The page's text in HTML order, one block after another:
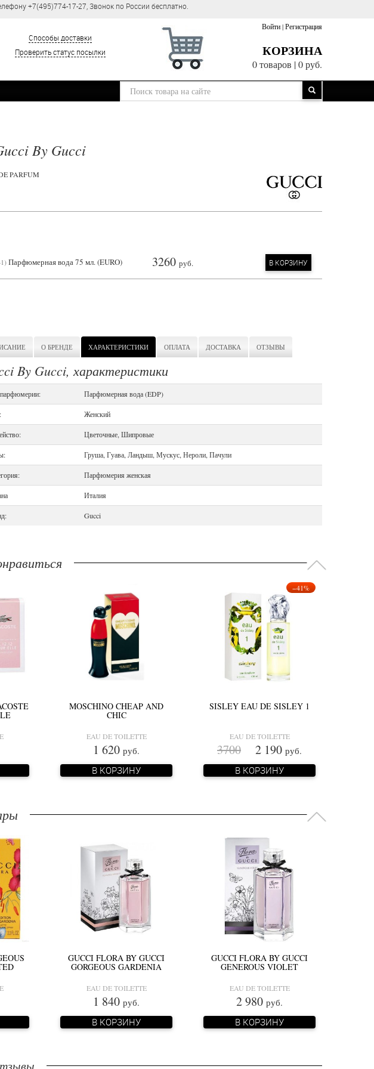
+7(495)774-17-27, Звонок по России бесплатно.
Способы доставки
Проверить статус посылки
Войти|Регистрация
КОРЗИНА
0 товаров |0 руб.
By Gucci
PARFUM
Парфюмерная вода 75 мл. (EURO) 3260 руб. В КОРЗИНУ
О БРЕНДЕ ХАРАКТЕРИСТИКИ ОПЛАТА ДОСТАВКА ОТЗЫВЫ
By Gucci, характеристики
Парфюмерная вода (EDP)
Женский
Цветочные, Шипровые
Груша, Гуава, Ландыш, Мускус, Нероли, Пачули
Парфюмерия женская
Италия
Gucci
MOSCHINO CHEAP AND
CHIC
EAU DE TOILETTE
1 620 руб.
В КОРЗИНУ
−41%
SISLEY EAU DE SISLEY 1
EAU DE TOILETTE
3700 2 190 руб.
В КОРЗИНУ
GUCCI FLORA BY GUCCI
GORGEOUS GARDENIA
EAU DE TOILETTE
1 840 руб.
В КОРЗИНУ
GUCCI FLORA BY GUCCI
GENEROUS VIOLET
EAU DE TOILETTE
2 980 руб.
В КОРЗИНУ